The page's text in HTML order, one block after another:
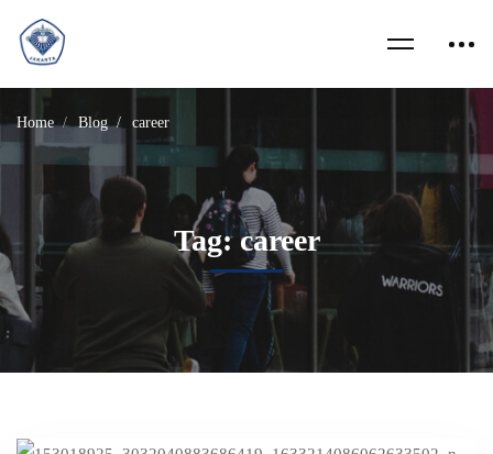
Home Blog career
Tag: career